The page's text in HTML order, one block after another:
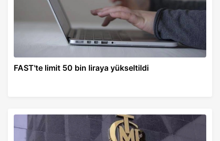
FAST'te limit 50 bin liraya yükseltildi